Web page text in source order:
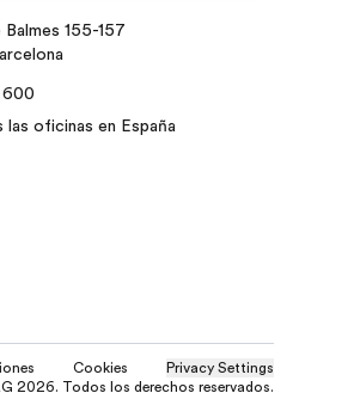
155-157
las oficinas en España
Cookies
Privacy Settings
2026. Todos los derechos reservados.